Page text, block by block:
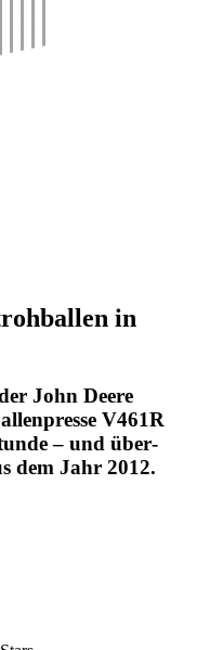
in
John Deere
V461R
– und über­
dem Jahr 2012.